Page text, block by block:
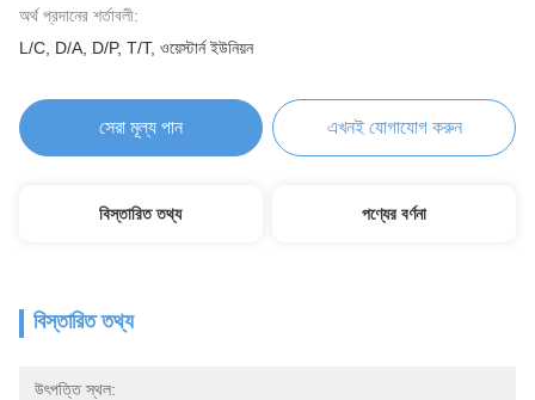
অর্থ প্রদানের শর্তাবলী:
L/C, D/A, D/P, T/T, ওয়েস্টার্ন ইউনিয়ন
সেরা মূল্য পান এখনই যোগাযোগ করুন
বিস্তারিত তথ্য পণ্যের বর্ণনা
বিস্তারিত তথ্য
উৎপত্তি স্থল: